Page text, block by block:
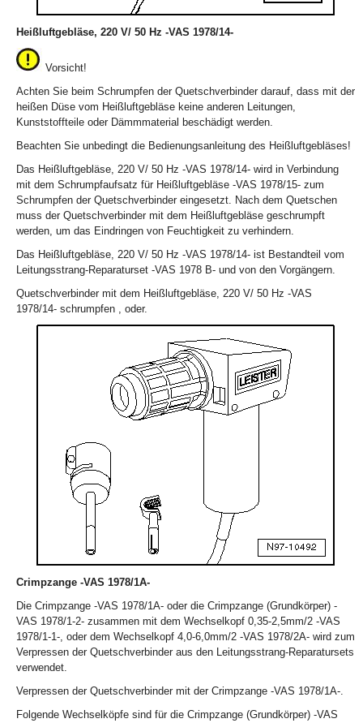
Heißluftgebläse, 220 V/ 50 Hz -VAS 1978/14-
Vorsicht!
Achten Sie beim Schrumpfen der Quetschverbinder darauf, dass mit der
heißen Düse vom Heißluftgebläse keine anderen Leitungen,
Kunststoffteile oder Dämmmaterial beschädigt werden.
Beachten Sie unbedingt die Bedienungsanleitung des Heißluftgebläses!
Das Heißluftgebläse, 220 V/ 50 Hz -VAS 1978/14- wird in Verbindung
mit dem Schrumpfaufsatz für Heißluftgebläse -VAS 1978/15- zum
Schrumpfen der Quetschverbinder eingesetzt. Nach dem Quetschen
muss der Quetschverbinder mit dem Heißluftgebläse geschrumpft
werden, um das Eindringen von Feuchtigkeit zu verhindern.
Das Heißluftgebläse, 220 V/ 50 Hz -VAS 1978/14- ist Bestandteil vom
Leitungsstrang-Reparaturset -VAS 1978 B- und von den Vorgängern.
Quetschverbinder mit dem Heißluftgebläse, 220 V/ 50 Hz -VAS
1978/14- schrumpfen , oder.
Crimpzange -VAS 1978/1A-
Die Crimpzange -VAS 1978/1A- oder die Crimpzange (Grundkörper) -
VAS 1978/1-2- zusammen mit dem Wechselkopf 0,35-2,5mm/2 -VAS
1978/1-1-, oder dem Wechselkopf 4,0-6,0mm/2 -VAS 1978/2A- wird zum
Verpressen der Quetschverbinder aus den Leitungsstrang-Reparatursets
verwendet.
Verpressen der Quetschverbinder mit der Crimpzange -VAS 1978/1A-.
Folgende Wechselköpfe sind für die Crimpzange (Grundkörper) -VAS